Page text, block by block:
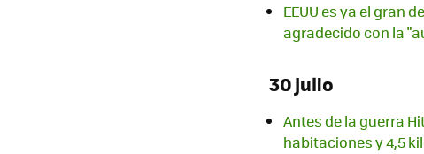
EEUU es ya el gran
agradecido con la
30 julio
Antes de la guerra
habitaciones y 4,5